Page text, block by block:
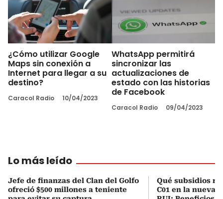
¿Cómo utilizar Google
Maps sin conexión a
Internet para llegar a su
destino?
Caracol Radio 10/04/2023
WhatsApp permitirá
sincronizar las
actualizaciones de
estado con las historias
de Facebook
Caracol Radio 09/04/2023
Lo más leído
Jefe de finanzas del Clan del Golfo
ofreció $500 millones a teniente
Qué subsidios
C01 en la nueva